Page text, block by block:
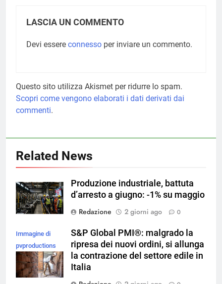
LASCIA UN COMMENTO
Devi essere connesso per inviare un commento.
Questo sito utilizza Akismet per ridurre lo spam.
Scopri come vengono elaborati i dati derivati dai
commenti.
Related News
Produzione industriale, battuta
d’arresto a giugno: -1% su maggio
Redazione
2 giorni ago 0
Immagine di
pvproductions
su Magnific
S&P Global PMI®: malgrado la
ripresa dei nuovi ordini, si allunga
la contrazione del settore edile in
Italia